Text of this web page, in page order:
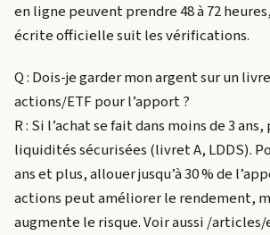
en ligne peuvent prendre 48 à 72
écrite officielle suit les vérifications.
Q : Dois-je garder mon argent sur un
actions/ETF pour l’apport ?
R : Si l’achat se fait dans moins de 3
liquidités sécurisées (livret A, LDDS).
ans et plus, allouer jusqu’à 30 % de
actions peut améliorer le rendement,
augmente le risque. Voir aussi /